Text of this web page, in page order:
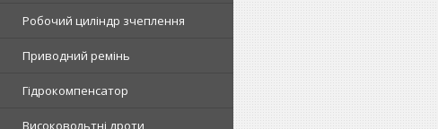
Робочий циліндр зчеплення
Приводний ремінь
Гідрокомпенсатор
Високовольтні дроти